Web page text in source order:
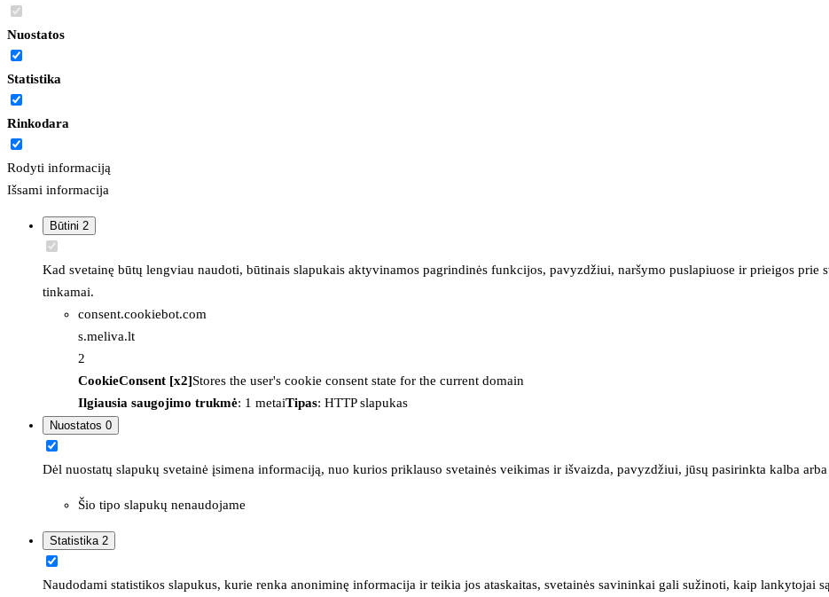
Nuostatos
Statistika
Rinkodara
Rodyti informaciją
Išsami informacija
Būtini 2
Kad svetainę būtų lengviau naudoti, būtinais slapukais aktyvinamos pagrindinės funkcijos, pavyzdžiui, naršymo puslapiuose ir prieigos prie
tinkamai.
consent.cookiebot.com
s.meliva.lt
2
CookieConsent [x2]Stores the user's cookie consent state for the current domain
Ilgiausia saugojimo trukmė: 1 metaiTipas: HTTP slapukas
Nuostatos 0
Dėl nuostatų slapukų svetainė įsimena informaciją, nuo kurios priklauso svetainės veikimas ir išvaizda, pavyzdžiui, jūsų pasirinkta kalba arba
Šio tipo slapukų nenaudojame
Statistika 2
Naudodami statistikos slapukus, kurie renka anoniminę informacija ir teikia jos ataskaitas, svetainės savininkai gali sužinoti, kaip lankytojai